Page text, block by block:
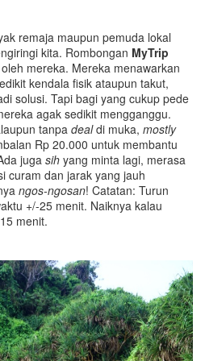
remaja maupun pemuda lokal
kita. Rombongan MyTrip
mereka. Mereka menawarkan
kendala fisik ataupun takut,
solusi. Tapi bagi yang cukup pede
agak sedikit mengganggu.
tanpa dealdi muka, mostly
Rp 20.000 untuk membantu
juga sih yang minta lagi, merasa
curam dan jarak yang jauh
ngos-ngosan! Catatan: Turun
+/-25 menit. Naiknya kalau
menit.